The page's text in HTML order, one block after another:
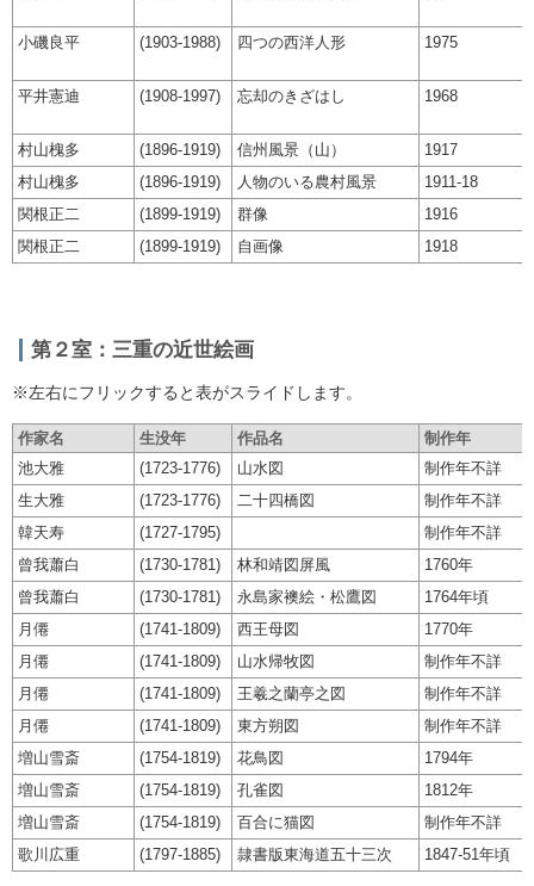
小磯良平 (1903-1988) 四つの西洋人形 1975
平井憲迪 (1908-1997) 忘却のきざはし 1968
村山槐多 (1896-1919) 信州風景（山）
1917
村山槐多
(1896-1919) 人物のいる農村風景
1911-18
関根正二
(1899-1919) 群像
1916
関根正二
(1899-1919) 自画像 1918
第２室：三重の近世絵画
※左右にフリックすると表がスライドします。
作家名 生没年 作品名
制作年
池大雅
(1723-1776) 山水図
制作年不詳
生大雅
(1723-1776) 二十四橋図
制作年不詳
韓天寿
(1727-1795)
制作年不詳
曾我蕭白
(1730-1781) 林和靖図屏風
1760年
曾我蕭白
(1730-1781) 永島家襖絵・松鷹図
1764年頃
月僊
(1741-1809) 西王母図
1770年
月僊
(1741-1809) 山水帰牧図
制作年不詳
月僊
(1741-1809) 王羲之蘭亭之図
制作年不詳
月僊
(1741-1809) 東方朔図
制作年不詳
増山雪斎
(1754-1819) 花鳥図
1794年
増山雪斎
(1754-1819) 孔雀図
1812年
増山雪斎
(1754-1819) 百合に猫図
制作年不詳
歌川広重
(1797-1885) 隷書版東海道五十三次 1847-51年頃